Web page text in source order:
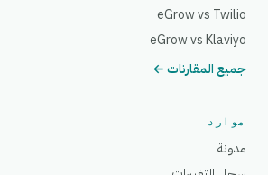
eGrow vs Twilio
eGrow vs Klaviyo
جميع المقارنات ←
موارد
مدونة